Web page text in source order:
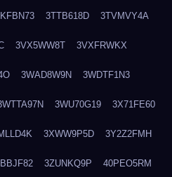
3TTB618D 3TVMVY4A
3VX5WW8T 3VXFRWKX
3WAD8W9N 3WDTF1N3
3WU70G19 3X71FE60
3XWW9P5D 3Y2Z2FMH
3ZUNKQ9P 40PEO5RM